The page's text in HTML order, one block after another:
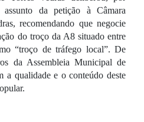
assunto da petição à Câmara
recomendando que negocie
do troço da A8 situado entre
“troço de tráfego local”. De
da Assembleia Municipal de
a qualidade e o conteúdo deste